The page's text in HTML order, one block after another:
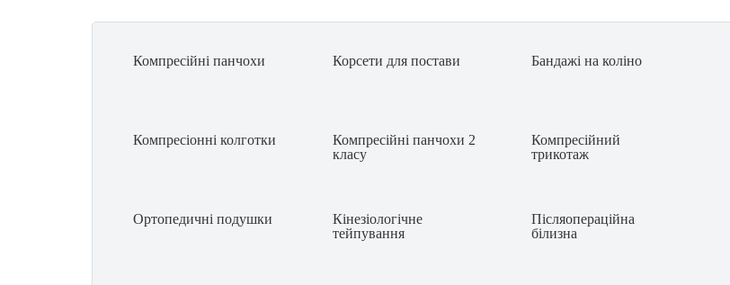
Компресійні панчохи Корсети для постави Бандажі на коліно
Компресіонні колготки
Компресійні панчохи 2
класу
Компресійний
трикотаж
Ортопедичні подушки
Кінезіологічне
тейпування
Післяопераційна
білизна